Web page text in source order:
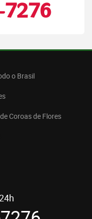
7276
o Brasil
Coroas de Flores